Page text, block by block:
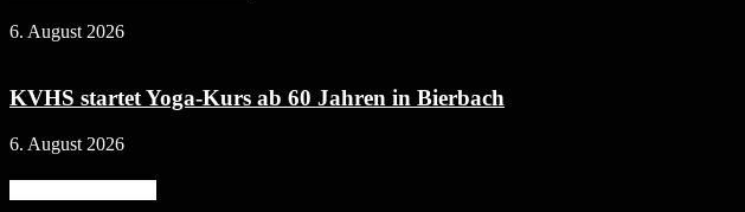
6. August 2026
KVHS startet Yoga-Kurs ab 60 Jahren in Bierbach
6. August 2026